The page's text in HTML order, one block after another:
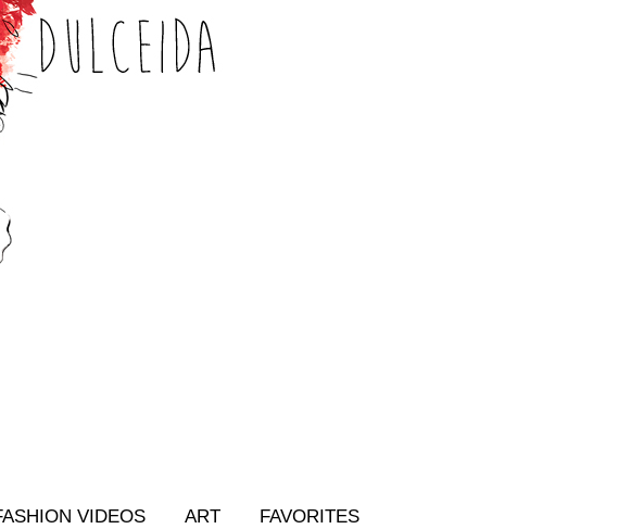
VIDEOS ART FAVORITES